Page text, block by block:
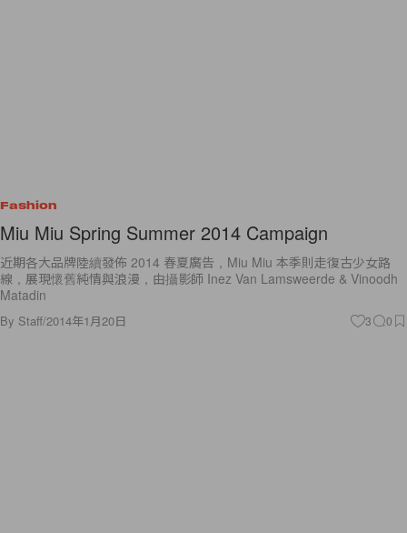
Fashion
Miu Miu Spring Summer 2014 Campaign
近期各大品牌陸續發佈 2014 春夏廣告，Miu Miu 本季則走復古少女路
線，展現懷舊純情與浪漫，由攝影師 Inez Van Lamsweerde & Vinoodh
Matadin
By Staff/2014年1月20日 3 0